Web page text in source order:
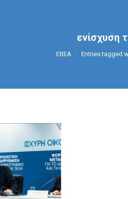
ενίσχυση
You are here:
ΕΒΕΑ Entries tagged